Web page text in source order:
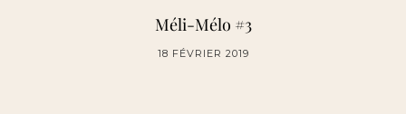
Méli-Mélo #3
18 FÉVRIER 2019